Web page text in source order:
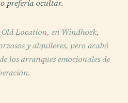
prefería ocultar.
Location, en Windhoek,
y alquileres, pero acabó
los arranques emocionales de